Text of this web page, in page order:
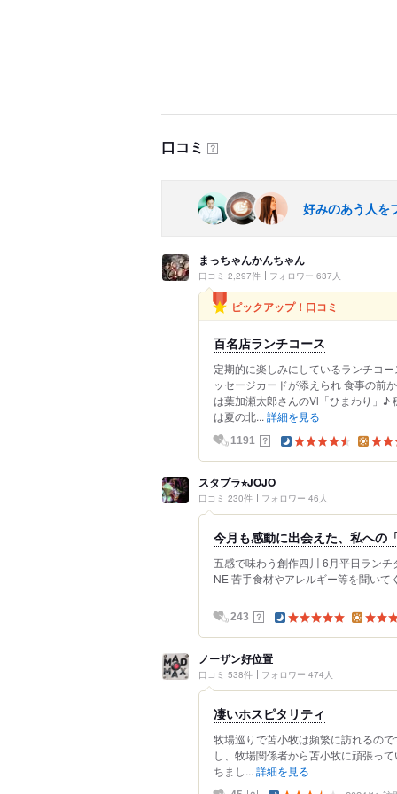
口コミ ？
好みのあう人を
まっちゃんかんちゃん
口コミ 2,297件 フォロワー 637人
ピックアップ！口コミ
百名店ランチコース
定期的に楽しみにしているランチコ
ッセージカードが添えられ 食事の前
は葉加瀬太郎さんのVl「ひまわり」♪
は夏の北... 詳細を見る
1191 ？
スタプラ⭐︎JOJO
口コミ 230件 フォロワー 46人
今月も感動に出会えた、私への
五感で味わう創作四川 6月平日ラン
NE 苦手食材やアレルギー等を聞いて
243 ？
ノーザン好位置
口コミ 538件 フォロワー 474人
凄いホスピタリティ
牧場巡りで苫小牧は頻繁に訪れるの
し、牧場関係者から苫小牧に頑張っ
ちまし... 詳細を見る